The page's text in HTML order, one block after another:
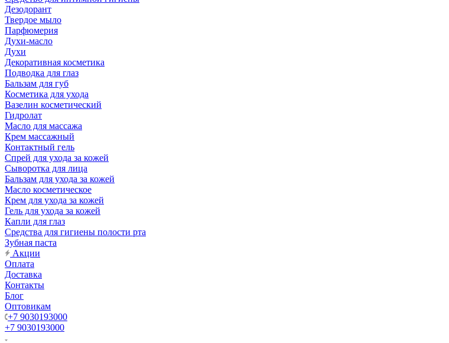
Дезодорант
Твердое мыло
Парфюмерия
Духи-масло
Духи
Декоративная косметика
Подводка для глаз
Бальзам для губ
Косметика для ухода
Вазелин косметический
Гидролат
Масло для массажа
Крем массажный
Контактный гель
Спрей для ухода за кожей
Сыворотка для лица
Бальзам для ухода за кожей
Масло косметическое
Крем для ухода за кожей
Гель для ухода за кожей
Капли для глаз
Средства для гигиены полости рта
Зубная паста
Акции
Оплата
Доставка
Контакты
Блог
Оптовикам
+7 9030193000
+7 9030193000